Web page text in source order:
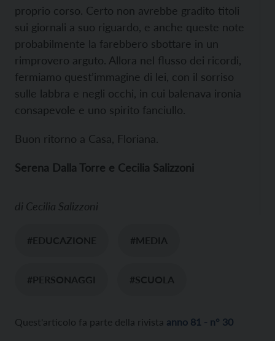
proprio corso. Certo non avrebbe gradito titoli
sui giornali a suo riguardo, e anche queste note
probabilmente la farebbero sbottare in un
rimprovero arguto. Allora nel flusso dei ricordi,
fermiamo quest’immagine di lei, con il sorriso
sulle labbra e negli occhi, in cui balenava ironia
consapevole e uno spirito fanciullo.
Buon ritorno a Casa, Floriana.
Serena Dalla Torre e Cecilia Salizzoni
di Cecilia Salizzoni
#EDUCAZIONE #MEDIA
#PERSONAGGI #SCUOLA
Quest'articolo fa parte della rivista anno 81 - n° 30